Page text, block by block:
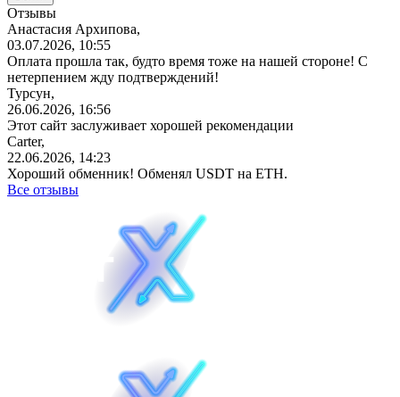
Отзывы
Анастасия Архипова,
03.07.2026, 10:55
Оплата прошла так, будто время тоже на нашей стороне! С
нетерпением жду подтверждений!
Турсун,
26.06.2026, 16:56
Этот сайт заслуживает хорошей рекомендации
Carter,
22.06.2026, 14:23
Хороший обменник! Обменял USDT на ETH.
Все отзывы